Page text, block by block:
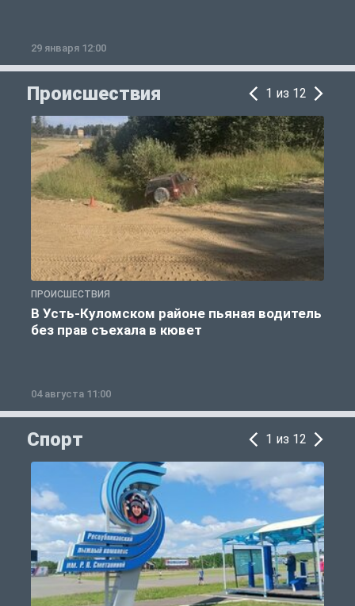
29 января 12:00
Происшествия 1 из 12
ПРОИСШЕСТВИЯ
В Усть-Куломском районе пьяная водитель
без прав съехала в кювет
04 августа 11:00
Спорт 1 из 12